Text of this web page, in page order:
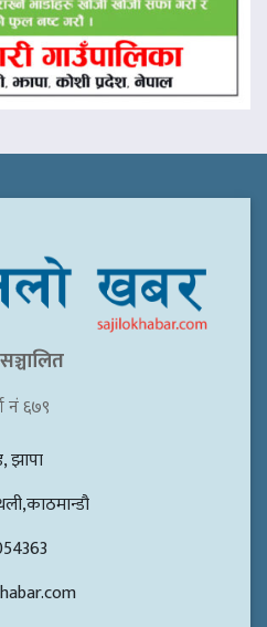
नं ६७९
झापा